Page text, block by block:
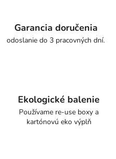
Garancia doručenia
odoslanie do 3 pracovných dní.
Ekologické balenie
Používame re-use boxy a
kartónovú eko výplň